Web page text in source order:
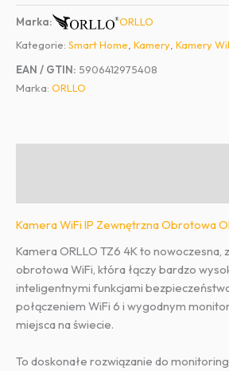
WiFi
IP
Zewnętrzna
Obrotowa
ORLLO
Marka:
ORLLO
Kategorie: Smart Home Kamery Kamery
EAN / GTIN: 5906412975408
Marka: ORLLO
Kamera WiFi IP Zewnętrzna Obrotowa
Kamera ORLLO TZ6 4K to nowoczesna,
obrotowa WiFi, która łączy bardzo
inteligentnymi funkcjami
połączeniem WiFi 6 i wygodnym
miejsca na świecie.
To doskonałe rozwiązanie do